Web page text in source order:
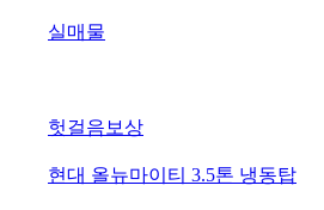
실매물
헛걸음보상
현대 올뉴마이티 3.5톤 냉동탑